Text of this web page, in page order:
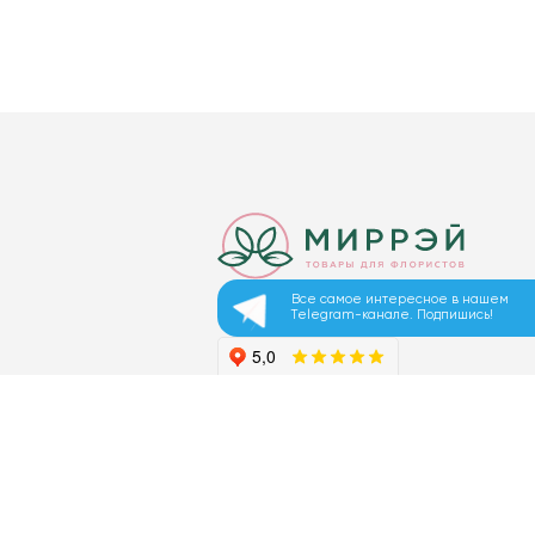
Все самое интересное в нашем
Telegram-канале. Подпишись!